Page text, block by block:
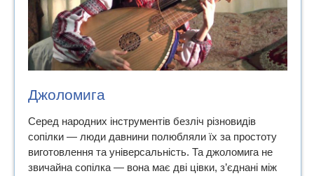
Джоломига
Серед народних інструментів безліч різновидів
сопілки — люди давнини полюбляли їх за простоту
виготовлення та універсальність. Та джоломига не
звичайна сопілка — вона має дві цівки, з’єднані між